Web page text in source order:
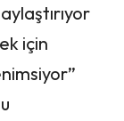
için